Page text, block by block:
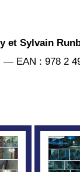
et Sylvain
— EAN : 978 2